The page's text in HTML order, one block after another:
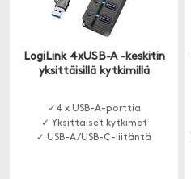
LogiLink 4xUSB-A -keskitin
yksittäisillä kytkimillä
✓4 x USB-A-porttia
✓ Yksittäiset kytkimet
✓ USB-A/USB-C-liitäntä